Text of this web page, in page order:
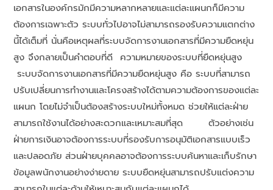
เอกสารในองค์กรมักมีความหลากหลายและแต่ละแผนกก็มีความ
ต้องการเฉพาะตัว ระบบทั่วไปอาจไม่สามารถรองรับความแตกต่าง
นี้ได้เต็มที่ นั่นคือเหตุผลที่ระบบจัดการงานเอกสารที่มีความยืดหยุ่น
สูง จึงกลายเป็นคำตอบที่ดี ความหมายของระบบที่ยืดหยุ่นสูง
ระบบจัดการงานเอกสารที่มีความยืดหยุ่นสูง คือ ระบบที่สามารถ
ปรับเปลี่ยนการทำงานและโครงสร้างได้ตามความต้องการของแต่ละ
แผนก โดยไม่จำเป็นต้องสร้างระบบใหม่ทั้งหมด ช่วยให้แต่ละฝ่าย
สามารถใช้งานได้อย่างสะดวกและเหมาะสมที่สุด ตัวอย่างเช่น
ฝ่ายการเงินอาจต้องการระบบที่รองรับการอนุมัติเอกสารแบบเร็ว
และปลอดภัย ส่วนฝ่ายบุคคลอาจต้องการระบบค้นหาและเก็บรักษา
ข้อมูลพนักงานอย่างง่ายดาย ระบบยืดหยุ่นสามารถปรับแต่งความ